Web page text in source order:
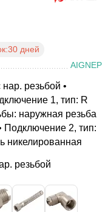
30 дней
AIGNEP
резьбой •
1, тип: R
наружная резьба
Подключение 2, тип:
никелированная
резьбой